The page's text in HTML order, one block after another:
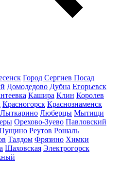
Город Сергиев Посад
Домодедово Дубна Егорьевск
Кашира Клин Королев
Красногорск Краснознаменск
Лыткарино Люберцы Мытищи
Орехово-Зуево Павловский
Реутов Рошаль
Талдом Фрязино Химки
Шаховская Электрогорск